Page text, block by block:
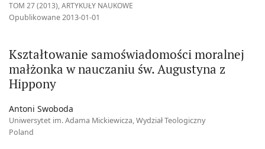
TOM 27 (2013),ARTYKUŁY NAUKOWE
Kształtowanie samoświadomości moralnej
małżonka w nauczaniu św. Augustyna z
Hippony
Opublikowane 2013-01-01
Antoni Swoboda
Uniwersytet im. Adama Mickiewicza, Wydział Teologiczny
Poland